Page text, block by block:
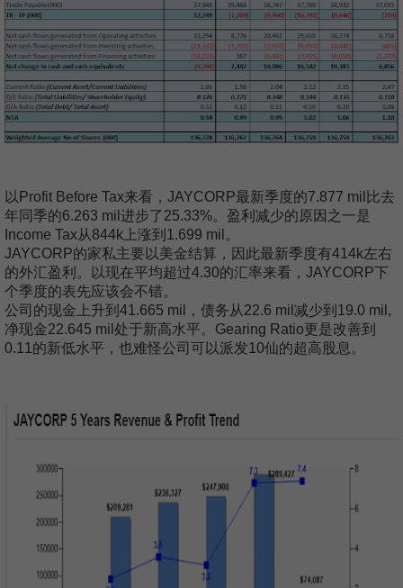
以Profit Before Tax来看，JAYCORP最新季度的7.877 mil比去
年同季的6.263 mil进步了25.33%。盈利减少的原因之一是
Income Tax从844k上涨到1.699 mil。
JAYCORP的家私主要以美金结算，因此最新季度有414k左右
的外汇盈利。以现在平均超过4.30的汇率来看，JAYCORP下
个季度的表先应该会不错。
公司的现金上升到41.665 mil，债务从22.6 mil减少到19.0 mil,
净现金22.645 mil处于新高水平。Gearing Ratio更是改善到
0.11的新低水平，也难怪公司可以派发10仙的超高股息。